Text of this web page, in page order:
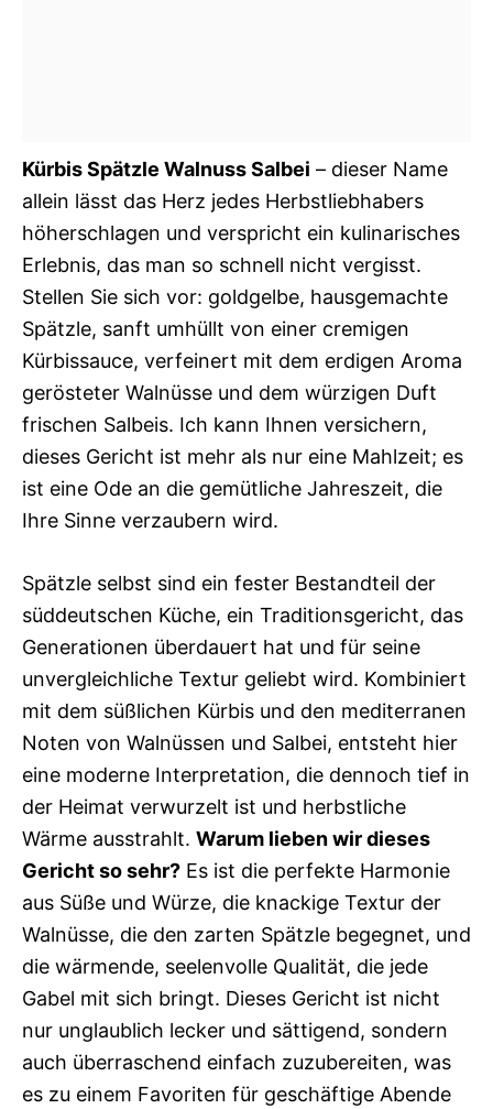
Kürbis Spätzle Walnuss Salbei – dieser Name
allein lässt das Herz jedes Herbstliebhabers
höherschlagen und verspricht ein kulinarisches
Erlebnis, das man so schnell nicht vergisst.
Stellen Sie sich vor: goldgelbe, hausgemachte
Spätzle, sanft umhüllt von einer cremigen
Kürbissauce, verfeinert mit dem erdigen Aroma
gerösteter Walnüsse und dem würzigen Duft
frischen Salbeis. Ich kann Ihnen versichern,
dieses Gericht ist mehr als nur eine Mahlzeit; es
ist eine Ode an die gemütliche Jahreszeit, die
Ihre Sinne verzaubern wird.
Spätzle selbst sind ein fester Bestandteil der
süddeutschen Küche, ein Traditionsgericht, das
Generationen überdauert hat und für seine
unvergleichliche Textur geliebt wird. Kombiniert
mit dem süßlichen Kürbis und den mediterranen
Noten von Walnüssen und Salbei, entsteht hier
eine moderne Interpretation, die dennoch tief in
der Heimat verwurzelt ist und herbstliche
Wärme ausstrahlt. Warum lieben wir dieses
Gericht so sehr? Es ist die perfekte Harmonie
aus Süße und Würze, die knackige Textur der
Walnüsse, die den zarten Spätzle begegnet, und
die wärmende, seelenvolle Qualität, die jede
Gabel mit sich bringt. Dieses Gericht ist nicht
nur unglaublich lecker und sättigend, sondern
auch überraschend einfach zuzubereiten, was
es zu einem Favoriten für geschäftige Abende